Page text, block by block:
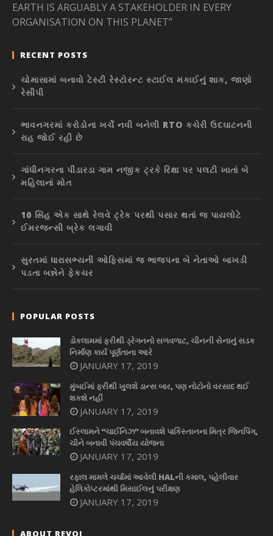
EARTH IS ARGUABLY A STAKEHOLDER IN EVERY
ORGANISATION ON THIS PLANET”
RECENT POSTS
ચોમાસામાં બનાવો ટેસ્ટી રેસ્ટોરન્ટ સ્ટાઈલ મકાઈનું શાક, જાણો
રેસીપી
ભાવનગરમાં કરોડોના ખર્ચે નવી બનેલી RTO કચેરી ઉદઘાટનની
રાહ જોઈ રહી છે
ગાંધીનગરના પીંડારડા ગામ નજીક ટ્રકે રિક્ષા પર પલટી ખાતાં બે
મહિલાનાં મોત
10 સિંહ એક સાથે રેલવે ટ્રેક પરથી પસાર થતાં જ પાયલોટે
ઈમરજન્સી બ્રેક લગાવી
સુરતમાં ધારાસભ્યની ઓફિસમાં જ ભાજપના બે નેતાઓ બાખડી
પડતા બન્નેને ફેકચર
POPULAR POSTS
ડોકલામમાં ફરીથી ડ્રેગનનો સળવળાટ, ચીનની સેનાનું સડક
નિર્માણ કાર્ય પૂર્ણતાના આરે
JANUARY 17, 2019
મુંબઈમાં ફરીથી ખુલશે ડાન્સ બાર, પણ નોટોનો વરસાદ થઈ
શકશે નહીં
JANUARY 17, 2019
ઈસ્લામને “ચાઈનિઝ” બનાવશે પાકિસ્તાનના મિત્ર જિનપિંગ,
ચીને બનાવી પંચવર્ષીય યોજના
JANUARY 17, 2019
રફાલ મામલે ચર્ચામાં આવેલી HALની કમાલ, પહેલીવાર
હેલિકોપ્ટરમાંથી મિસાઈલનું પરીક્ષણ
JANUARY 17, 2019
ABOUT REVOI